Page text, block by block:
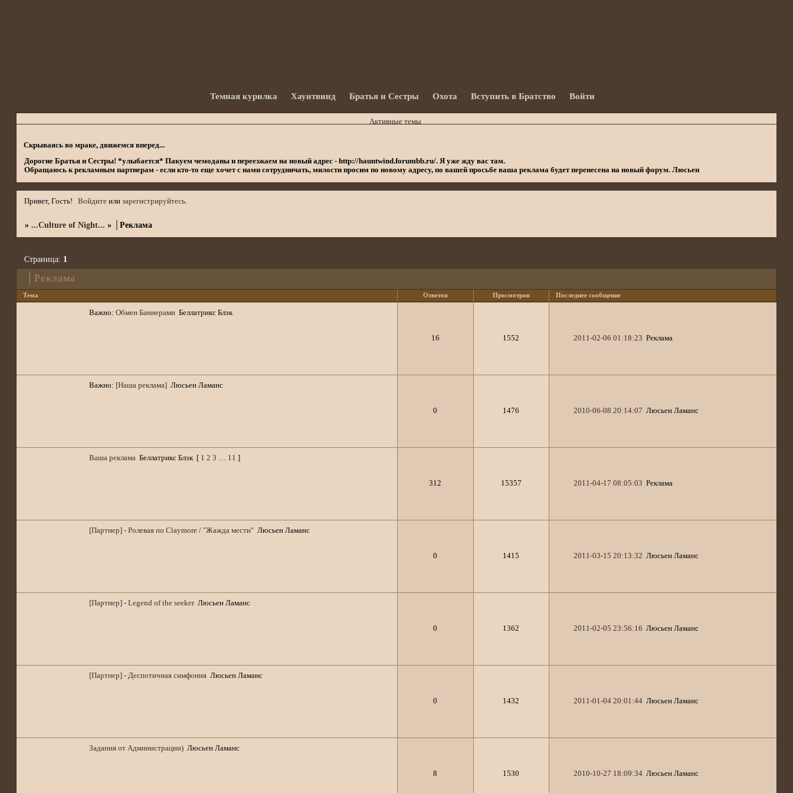
Темная курилка Хаунтвинд Братья и Сестры Охота Вступить в Братство Войти
Активные темы
Скрываясь во мраке, движемся вперед...
Дорогие Братья и Сестры! *улыбается* Пакуем чемоданы и переезжаем на новый адрес - http://hauntwind.forumbb.ru/. Я уже жду вас там.
Обращаюсь к рекламным партнерам - если кто-то еще хочет с нами сотрудничать, милости просим по новому адресу, по вашей просьбе ваша реклама будет перенесена на новый форум. Люсьен
Привет, Гость! Войдите или зарегистрируйтесь
» ...Culture of Night... » │Реклама
│Реклама
Страница: 1
Тема Ответов Просмотров Последнее сообщение
Важно: Обмен Баннерами Беллатрикс Блэк
16 1552 2011-02-06 01:18:23 Реклама
Важно: [Наша реклама] Люсьен Ламанс
0 1476 2010-06-08 20:14:07 Люсьен Ламанс
Ваша реклама Беллатрикс Блэк [ 1 2 3 11 ]
312 15357 2011-04-17 08:05:03 Реклама
[Партнер] - Ролевая по Claymore / "Жажда мести" Люсьен Ламанс
0 1415 2011-03-15 20:13:32 Люсьен Ламанс
[Партнер] - Legend of the seeker Люсьен Ламанс
0 1362 2011-02-05 23:56:16 Люсьен Ламанс
[Партнер] - Деспотичная симфония Люсьен Ламанс
0 1432 2011-01-04 20:01:44 Люсьен Ламанс
Задания от Администрации) Люсьен Ламанс
8 1530 2010-10-27 18:09:34 Люсьен Ламанс